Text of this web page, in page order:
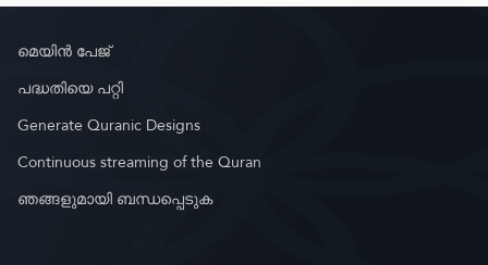
മെയിൻ പേജ്
പദ്ധതിയെ പറ്റി
Generate Quranic Designs
Continuous streaming of the Quran
ഞങ്ങളുമായി ബന്ധപ്പെടുക